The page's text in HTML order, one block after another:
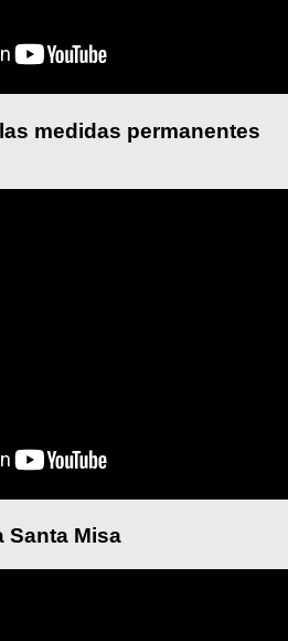
medidas permanentes
Santa Misa